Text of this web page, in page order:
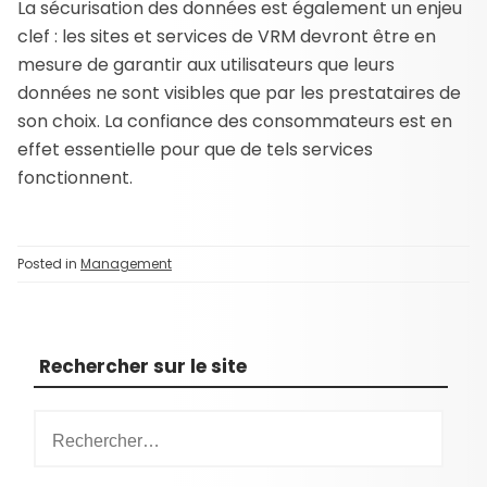
La sécurisation des données est également un enjeu
clef : les sites et services de VRM devront être en
mesure de garantir aux utilisateurs que leurs
données ne sont visibles que par les prestataires de
son choix. La confiance des consommateurs est en
effet essentielle pour que de tels services
fonctionnent.
Posted in Management
Rechercher sur le site